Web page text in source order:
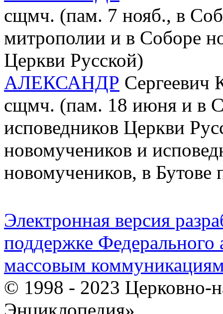
сщмч. (пам. 7 нояб., в
митрополии и в Соборе
Церкви Русской)
АЛЕКСАНДР Сергеевич
сщмч. (пам. 18 июня и в
исповедников Церкви
новомучеников и
новомучеников, в Бутове
Электронная версия
поддержке Федерального
массовым
© 1998 - 2023 Церковно-
Энциклопедия».